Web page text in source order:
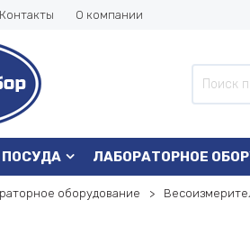
Контакты О компании
ЛАБОРАТОРНОЕ
оборудование